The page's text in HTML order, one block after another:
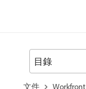
文件 Workfront
目錄